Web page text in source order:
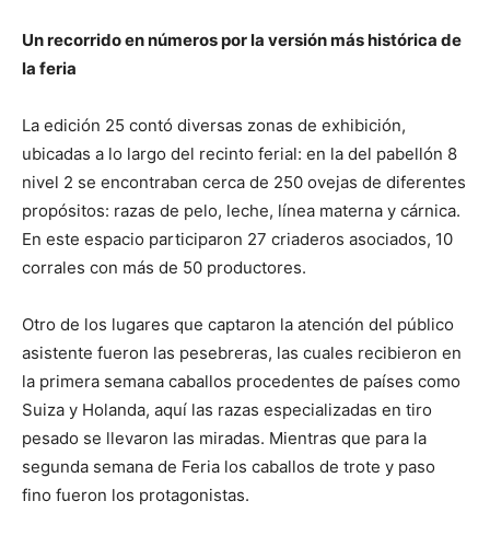
Un recorrido en números por la versión más histórica de
la feria
La edición 25 contó diversas zonas de exhibición,
ubicadas a lo largo del recinto ferial: en la del pabellón 8
nivel 2 se encontraban cerca de 250 ovejas de diferentes
propósitos: razas de pelo, leche, línea materna y cárnica.
En este espacio participaron 27 criaderos asociados, 10
corrales con más de 50 productores.
Otro de los lugares que captaron la atención del público
asistente fueron las pesebreras, las cuales recibieron en
la primera semana caballos procedentes de países como
Suiza y Holanda, aquí las razas especializadas en tiro
pesado se llevaron las miradas. Mientras que para la
segunda semana de Feria los caballos de trote y paso
fino fueron los protagonistas.